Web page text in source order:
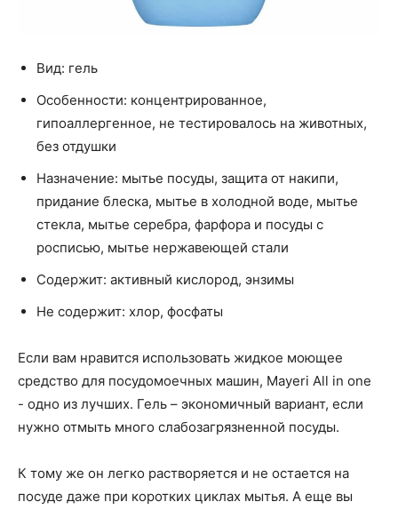
Вид: гель
Особенности: концентрированное,
гипоаллергенное, не тестировалось на животных,
без отдушки
Назначение: мытье посуды, защита от накипи,
придание блеска, мытье в холодной воде, мытье
стекла, мытье серебра, фарфора и посуды с
росписью, мытье нержавеющей стали
Содержит: активный кислород, энзимы
Не содержит: хлор, фосфаты
Если вам нравится использовать жидкое моющее
средство для посудомоечных машин, Mayeri All in one
- одно из лучших. Гель – экономичный вариант, если
нужно отмыть много слабозагрязненной посуды.
К тому же он легко растворяется и не остается на
посуде даже при коротких циклах мытья. А еще вы